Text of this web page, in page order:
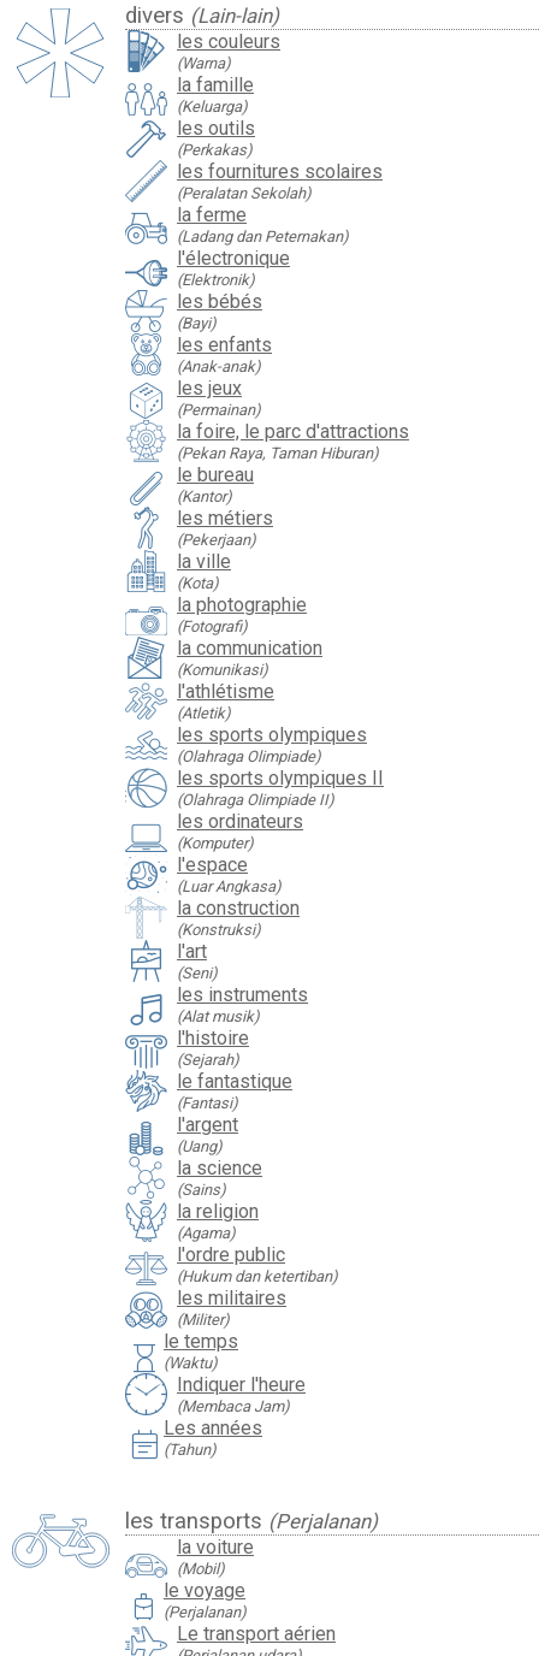
divers (Lain-lain)
les couleurs
(Warna)
la famille
(Keluarga)
les outils
(Perkakas)
les fournitures scolaires
(Peralatan Sekolah)
la ferme
(Ladang dan Peternakan)
l'électronique
(Elektronik)
les bébés
(Bayi)
les enfants
(Anak-anak)
les jeux
(Permainan)
la foire, le parc d'attractions
(Pekan Raya, Taman Hiburan)
le bureau
(Kantor)
les métiers
(Pekerjaan)
la ville
(Kota)
la photographie
(Fotografi)
la communication
(Komunikasi)
l'athlétisme
(Atletik)
les sports olympiques
(Olahraga Olimpiade)
les sports olympiques II
(Olahraga Olimpiade II)
les ordinateurs
(Komputer)
l'espace
(Luar Angkasa)
la construction
(Konstruksi)
l'art
(Seni)
les instruments
(Alat musik)
l'histoire
(Sejarah)
le fantastique
(Fantasi)
l'argent
(Uang)
la science
(Sains)
la religion
(Agama)
l'ordre public
(Hukum dan ketertiban)
les militaires
(Militer)
hourglass le temps
(Waktu)
Indiquer l'heure
(Membaca Jam)
event_note Les années
(Tahun)
les transports (Perjalanan)
la voiture
(Mobil)
travel_luggage_and_bags le voyage
(Perjalanan)
Le transport aérien